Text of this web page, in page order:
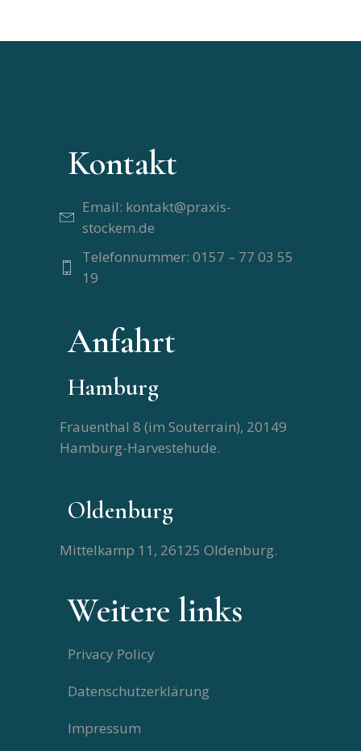
Kontakt
Email: kontakt@praxis-
stockem.de
Telefonnummer: 0157 – 77 03 55
19
Anfahrt
Hamburg
Frauenthal 8 (im Souterrain), 20149
Hamburg-Harvestehude.
Oldenburg
Mittelkamp 11, 26125 Oldenburg.
Weitere links
Privacy Policy
Datenschutzerklärung
Impressum